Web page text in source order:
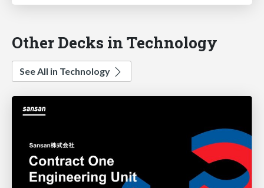
Other Decks in Technology
See All in Technology